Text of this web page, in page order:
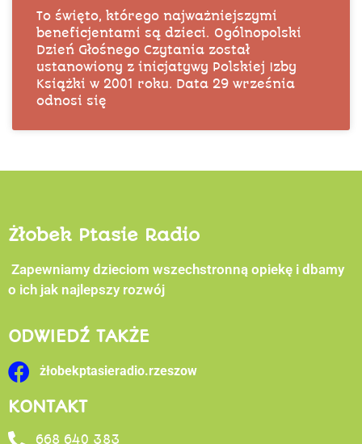
To święto, którego najważniejszymi
beneficjentami są dzieci. Ogólnopolski
Dzień Głośnego Czytania został
ustanowiony z inicjatywy Polskiej Izby
Książki w 2001 roku. Data 29 września
odnosi się
Żłobek Ptasie Radio
Zapewniamy dzieciom wszechstronną opiekę i dbamy
o ich jak najlepszy rozwój
ODWIEDŹ TAKŻE
żłobekptasieradio.rzeszow
KONTAKT
668 640 383